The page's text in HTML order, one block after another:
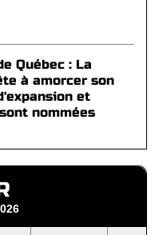
Québec : La
à amorcer son
et
nommées